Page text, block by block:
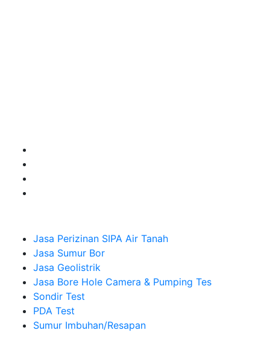
Jasa Perizinan SIPA Air Tanah
Jasa Sumur Bor
Jasa Geolistrik
Jasa Bore Hole Camera & Pumping Tes
Sondir Test
PDA Test
Sumur Imbuhan/Resapan